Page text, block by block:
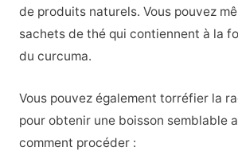
de produits naturels. Vous pouvez
sachets de thé qui contiennent à la
du curcuma.
Vous pouvez également torréfier la
pour obtenir une boisson semblable
comment procéder :